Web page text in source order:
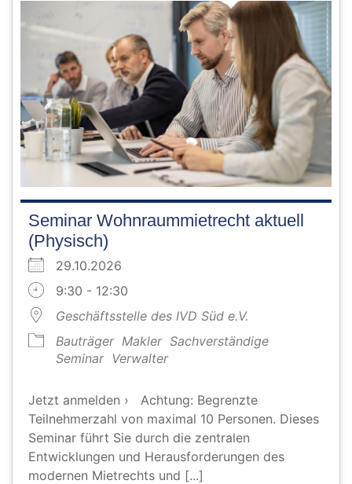
Seminar Wohnraummietrecht aktuell
(Physisch)
29.10.2026
9:30 - 12:30
Geschäftsstelle des IVD Süd e.V.
Bauträger Makler Sachverständige
Seminar Verwalter
Jetzt anmelden › Achtung: Begrenzte
Teilnehmerzahl von maximal 10 Personen. Dieses
Seminar führt Sie durch die zentralen
Entwicklungen und Herausforderungen des
modernen Mietrechts und [...]